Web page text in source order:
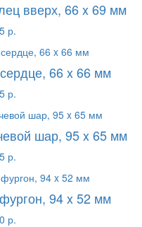
вверх, 66 x 69 мм
р.
66 x 66 мм
р.
шар, 95 x 65 мм
р.
94 x 52 мм
р.